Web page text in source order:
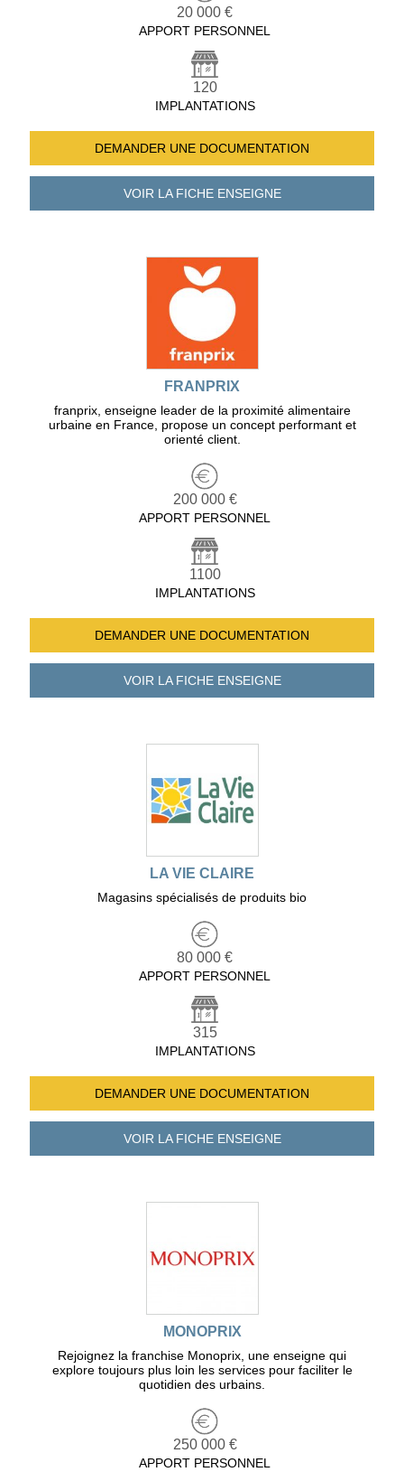
20 000 €
APPORT PERSONNEL
120
IMPLANTATIONS
DEMANDER UNE DOCUMENTATION
VOIR LA FICHEENSEIGNE
FRANPRIX
franprix, enseigne leader de la proximité alimentaire
urbaine en France, propose un concept performant et
orienté client.
200 000 €
APPORT PERSONNEL
1100
IMPLANTATIONS
DEMANDER UNE DOCUMENTATION
VOIR LA FICHEENSEIGNE
LA VIE CLAIRE
Magasins spécialisés de produits bio
80 000 €
APPORT PERSONNEL
315
IMPLANTATIONS
DEMANDER UNE DOCUMENTATION
VOIR LA FICHEENSEIGNE
MONOPRIX
Rejoignez la franchise Monoprix, une enseigne qui
explore toujours plus loin les services pour faciliter le
quotidien des urbains.
250 000 €
APPORT PERSONNEL